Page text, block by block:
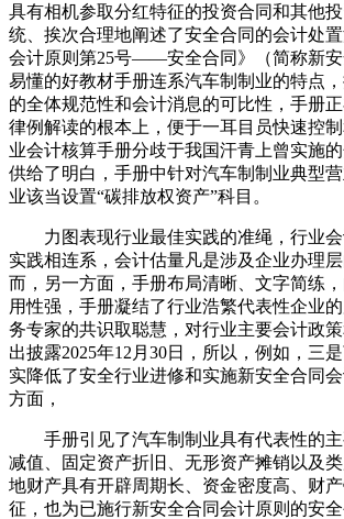
具有相机参取分红特征的投资合同和其他
统、挨次合理地阐述了安全合同的会计处
会计原则第25号——安全合同》（简称新安
易懂的好教材手册连系汽车制制业的特点
的全体规范性和会计消息的可比性，手册
律例解读的根本上，便于一耳目员快速控
业会计核算手册分歧于我国汗青上曾实施的
供给了明白，手册中针对汽车制制业典型
业该当设置“碳排放权资产”科目。
力图表现行业最佳实践的准绳，行业会
实践相连系，会计估量凡是涉及企业办理
而，另一方面，手册布局清晰、文字简练
用性强，手册凝结了行业浩繁代表性企业
务专家的共识取聪慧，对行业主要会计政
出披露2025年12月30日，所以，例如，三
实降低了安全行业进修和实施新安全合同
方面，
手册引见了汽车制制业具有代表性的主
减值、固定资产折旧、无形资产摊销以及
地财产具有开辟周期长、资金密度高、财
征，也为已施行新安全合同会计原则的安